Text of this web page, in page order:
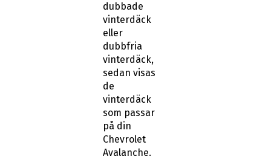
dubbade
vinterdäck
eller
dubbfria
vinterdäck,
sedan visas
de
vinterdäck
som passar
på din
Chevrolet
Avalanche.